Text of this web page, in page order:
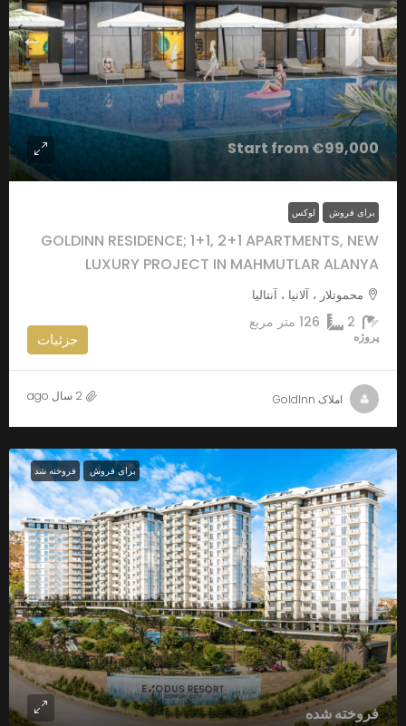
Start from€99,000
برای فروش لوکس
GOLDINN RESIDENCE; 1+1, 2+1 APARTMENTS, NEW
LUXURY PROJECT IN MAHMUTLAR ALANYA
محموتلار ، آلانیا ، آنتالیا
2
126 متر مربع
پروژه جزئیات
املاک GoldInn 2 سال ago
برای فروش فروخته شد
فروخته شده